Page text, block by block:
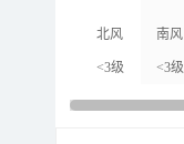
北风
<3级
南风
<3级